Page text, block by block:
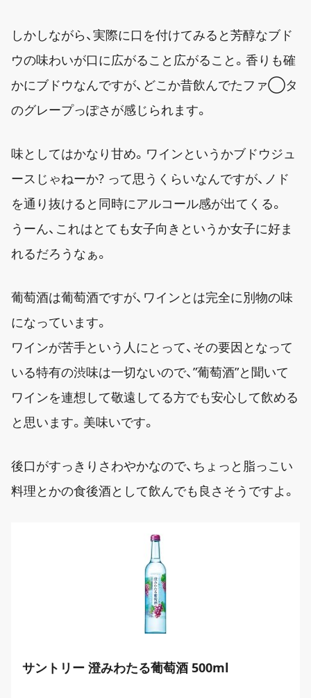
しかしながら、実際に口を付けてみると芳醇なブド
ウの味わいが口に広がること広がること。香りも確
かにブドウなんですが、どこか昔飲んでたファ◯タ
のグレープっぽさが感じられます。
味としてはかなり甘め。ワインというかブドウジュ
ースじゃねーか? って思うくらいなんですが、ノド
を通り抜けると同時にアルコール感が出てくる。
うーん、これはとても女子向きというか女子に好ま
れるだろうなぁ。
葡萄酒は葡萄酒ですが、ワインとは完全に別物の味
になっています。
ワインが苦手という人にとって、その要因となって
いる特有の渋味は一切ないので、”葡萄酒”と聞いて
ワインを連想して敬遠してる方でも安心して飲める
と思います。美味いです。
後口がすっきりさわやかなので、ちょっと脂っこい
料理とかの食後酒として飲んでも良さそうですよ。
サントリー 澄みわたる葡萄酒 500ml